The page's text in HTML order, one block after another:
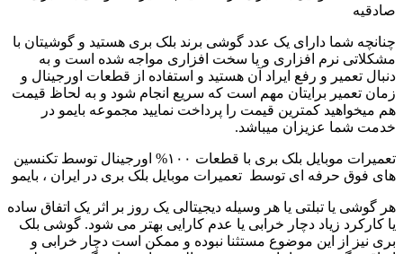
چنانچه شما دارای یک عدد گوشی برند بلک بری هستید و گوشیتان با
مشکلاتی نرم افزاری و یا سخت افزاری مواجه شده است و به
دنبال تعمیر و رفع ایراد آن هستید و استفاده از قطعات اورجینال و
زمان تعمیر برایتان مهم است که سریع انجام شود و به لحاظ قیمت
هم میخواهید کمترین قیمت را پرداخت نمایید مجموعه بایمو در
خدمت شما عزیزان میباشد.
تعمیرات موبایل بلک بری با قطعات ۱۰۰% اورجینال توسط تکنسین
های فوق حرفه ای توسط تعمیرات موبایل بلک بری در ایران ، بایمو
هر گوشی یا تبلتی یا هر وسیله دیجیتالی یک روز بر اثر یک اتفاق ساده
یا کارکرد زیاد دچار خرابی یا عدم کارایی بهتر می شود. گوشی بلک
بری نیز از این موضوع مستثنا نبوده و ممکن است دچار خرابی و